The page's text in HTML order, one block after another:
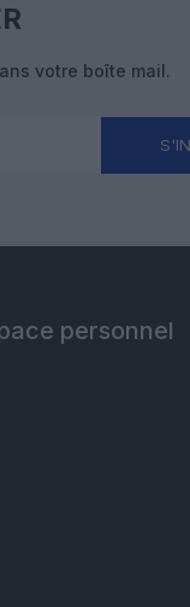
votre boîte mail.
personnel